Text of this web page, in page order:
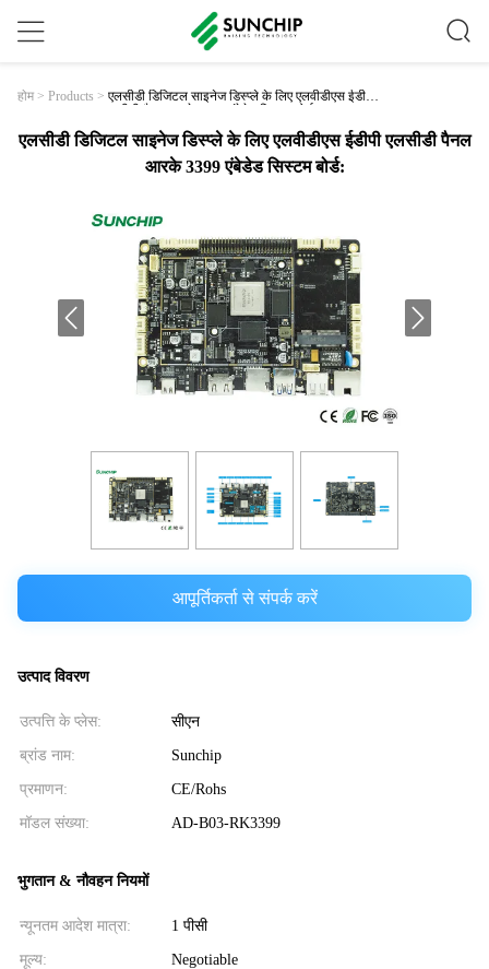
होम > Products > एलसीडी डिजिटल साइनेज डिस्प्ले के लिए एलवीडीएस ईडीपी ए
लसीडी पैनल आरके 3399 एंबेडेड सिस्टम बोर्ड:
एलसीडी डिजिटल साइनेज डिस्प्ले के लिए एलवीडीएस ईडीपी एलसीडी पैनल
आरके 3399 एंबेडेड सिस्टम बोर्ड:
आपूर्तिकर्ता से संपर्क करें
उत्पाद विवरण
उत्पत्ति के प्लेस: सीएन
ब्रांड नाम: Sunchip
प्रमाणन: CE/Rohs
मॉडल संख्या: AD-B03-RK3399
भुगतान & नौवहन नियमों
न्यूनतम आदेश मात्रा: 1 पीसी
मूल्य: Negotiable